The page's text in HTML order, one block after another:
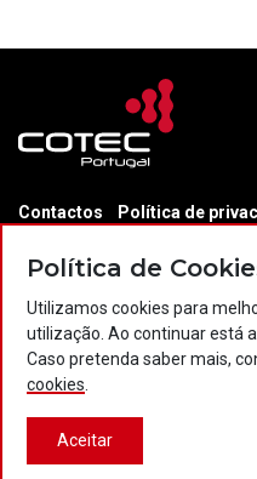
Contactos Política de
© 2026 COTEC Portugal.
Plataforma co-financiada por:
Desenvolvido por:
Política de
Utilizamos cookies para
utilização. Ao continuar está
Caso pretenda saber mais,
cookies
Aceitar